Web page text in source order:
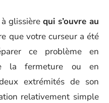
glissière qui s’ouvre au
que votre curseur a été
ce problème en
la fermeture ou en
extrémités de son
relativement simple